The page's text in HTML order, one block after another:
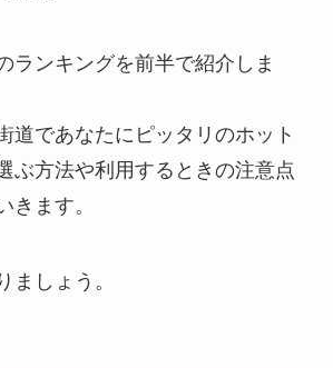
ランキングを前半で紹介しま
道であなたにピッタリのホット
ぶ方法や利用するときの注意点
きます。
ましょう。